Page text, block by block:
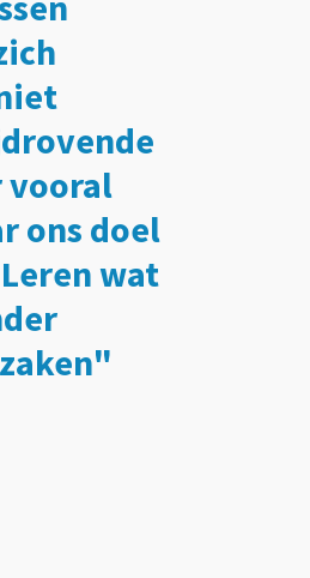
vooral
ons doel
wat